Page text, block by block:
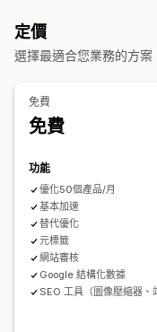
AI 生成內容
速度最佳化
內容最佳化
追蹤成效
搜尋引擎最佳化 (SEO) 分
定價
選擇最適合您業務的方案
免費
免費
功能
優化50個產品/月
基本加速
替代優化
元標籤
網站審核
Google 結構化數據
SEO 工具（圖像壓縮器、